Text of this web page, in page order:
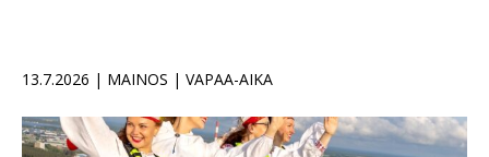
13.7.2026 | MAINOS | VAPAA-AIKA